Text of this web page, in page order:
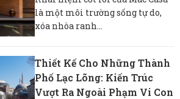
là một môi trường sống tự do,
xóa nhòa ranh...
Thiết Kế Cho Những Thành
Phố Lạc Lõng: Kiến Trúc
Vượt Ra Ngoài Phạm Vi Con